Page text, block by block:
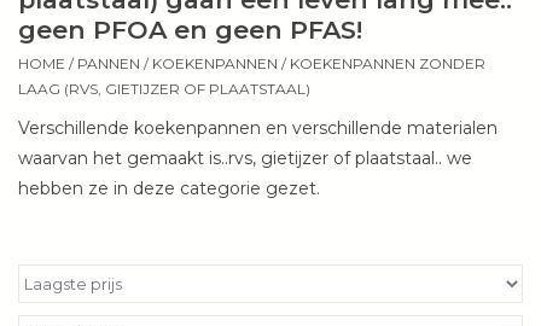
Ingrediënten
Kookboeken
Bakken
geen PFOA en geen PFAS!
HOME / PANNEN / KOEKENPANNEN / KOEKENPANNEN ZONDER
LAAG (RVS, GIETIJZER OF PLAATSTAAL)
Verschillende koekenpannen en verschillende materialen
waarvan het gemaakt is..rvs, gietijzer of plaatstaal.. we
hebben ze in deze categorie gezet.